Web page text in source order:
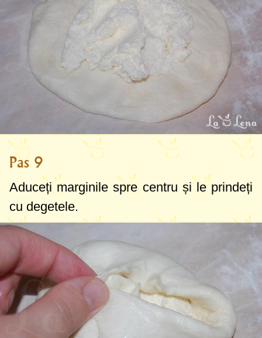
Pas 9
Aduceți marginile spre centru și le prindeți
cu degetele.